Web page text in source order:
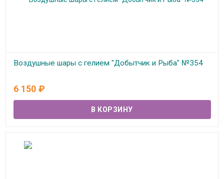
Воздушные шары с гелием "Добытчик и Рыба" №354
6 150 ₽